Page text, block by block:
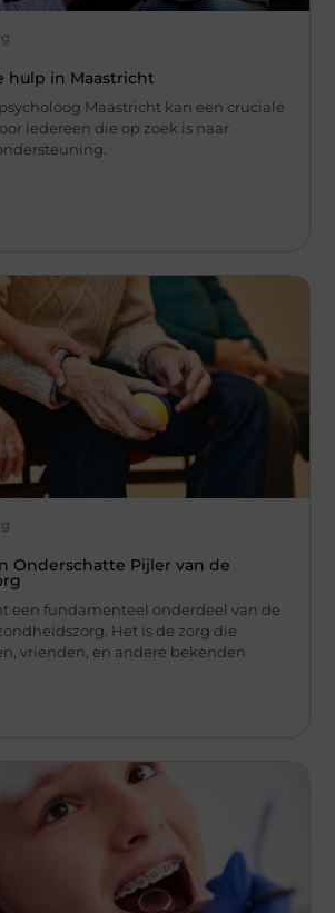
hulp in Maastricht
Maastricht kan een cruciale
iedereen die op zoek is naar
Onderschatte Pijler van de
een fundamenteel onderdeel van de
Het is de zorg die
vrienden, en andere bekenden